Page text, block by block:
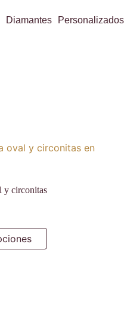
Diamantes Personalizados
y circonitas